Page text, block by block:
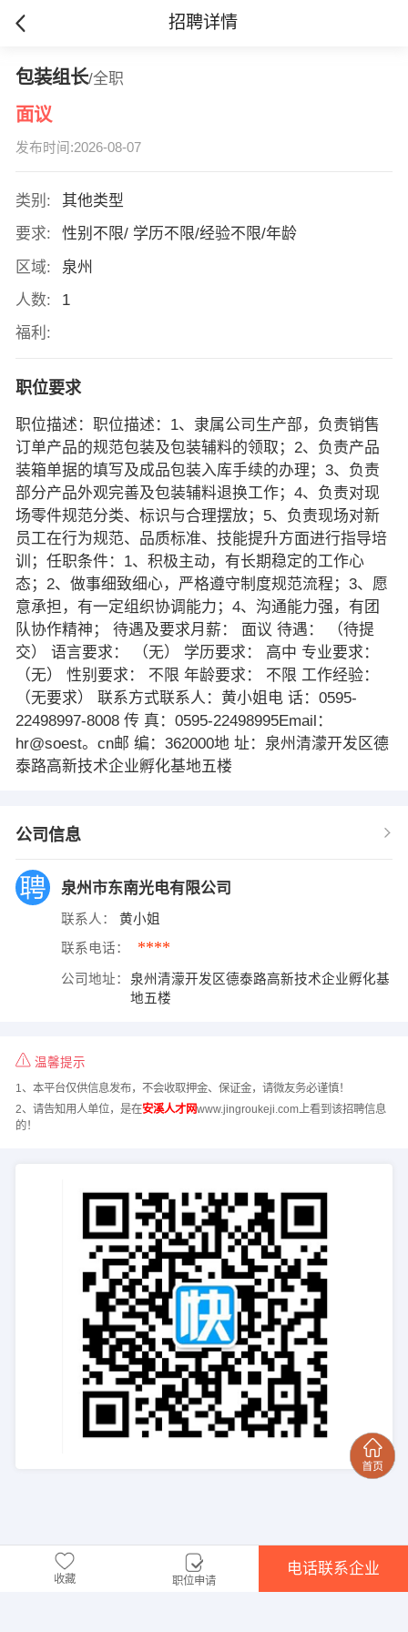
招聘详情
包装组长/全职
面议
发布时间:2026-08-07
类别:
其他类型
要求:
性别不限/ 学历不限/经验不限/年龄
区域:
泉州
人数:
1
福利:
职位要求
职位描述：职位描述：1、隶属公司生产部，负责销售
订单产品的规范包装及包装辅料的领取；2、负责产品
装箱单据的填写及成品包装入库手续的办理；3、负责
部分产品外观完善及包装辅料退换工作；4、负责对现
场零件规范分类、标识与合理摆放；5、负责现场对新
员工在行为规范、品质标准、技能提升方面进行指导培
训；任职条件：1、积极主动，有长期稳定的工作心
态；2、做事细致细心，严格遵守制度规范流程；3、愿
意承担，有一定组织协调能力；4、沟通能力强，有团
队协作精神； 待遇及要求月薪： 面议 待遇： （待提
交） 语言要求： （无） 学历要求： 高中 专业要求：
（无） 性别要求： 不限 年龄要求： 不限 工作经验：
（无要求） 联系方式联系人：黄小姐电 话：0595-
22498997-8008 传 真：0595-22498995Email：
hr@soest。cn邮 编：362000地 址：泉州清濛开发区德
泰路高新技术企业孵化基地五楼
公司信息
泉州市东南光电有限公司
联系人： 黄小姐
联系电话： ****
公司地址：
泉州清濛开发区德泰路高新技术企业孵化基
地五楼
温馨提示
1、本平台仅供信息发布，不会收取押金、保证金，请微友务必谨慎！
2、请告知用人单位，是在安溪人才网www.jingroukeji.com上看到该招聘信息
的！
收藏 职位申请
电话联系企业